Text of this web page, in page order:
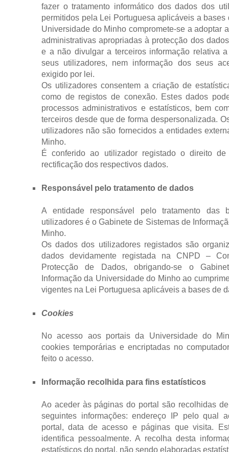
fazer o tratamento informático dos dados dos
permitidos pela Lei Portuguesa aplicáveis a bases
Universidade do Minho compromete-se a adoptar
administrativas apropriadas à protecção dos
e a não divulgar a terceiros informação relativa
seus utilizadores, nem informação dos seus
exigido por lei.
Os utilizadores consentem a criação de
como de registos de conexão. Estes dados
processos administrativos e estatísticos, bem
terceiros desde que de forma despersonalizada.
utilizadores não são fornecidos a entidades
Minho.
É conferido ao utilizador registado o direito
rectificação dos respectivos dados.
Responsável pelo tratamento de dados
A entidade responsável pelo tratamento das
utilizadores é o Gabinete de Sistemas de
Minho.
Os dados dos utilizadores registados são
dados devidamente registada na CNPD –
Protecção de Dados, obrigando-se o
Informação da Universidade do Minho ao
vigentes na Lei Portuguesa aplicáveis a bases de
Cookies
No acesso aos portais da Universidade do
cookies temporárias e encriptadas no
feito o acesso.
Informação recolhida para fins estatísticos
Ao aceder às páginas do portal são recolhidas
seguintes informações: endereço IP pelo qual
portal, data de acesso e páginas que visita.
identifica pessoalmente. A recolha desta
estatísticos do portal, não sendo elaboradas